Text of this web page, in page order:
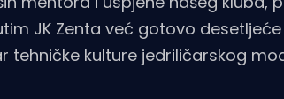
JK Zenta već gotovo
kulture jedriličarskog